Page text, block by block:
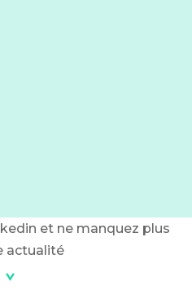
et ne manquez plus
actualité